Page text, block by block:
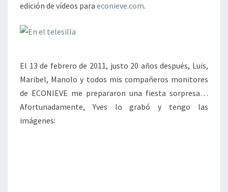
edición de vídeos para econieve.com.
El 13 de febrero de 2011, justo 20 años después, Luis,
Maribel, Manolo y todos mis compañeros monitores
de ECONIEVE me prepararon una fiesta sorpresa…
Afortunadamente, Yves lo grabó y tengo las
imágenes: